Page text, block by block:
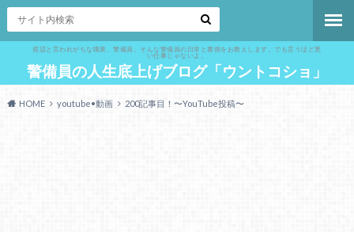
底辺と言われがちな職業、警備員。そんな警備員の日常と裏側をお教えします。でも言うほど悪
い仕事じゃないよ。
警備員の人生底上げブログ「ウントコショ」
HOME youtube•動画 200記事目！〜YouTube投稿〜